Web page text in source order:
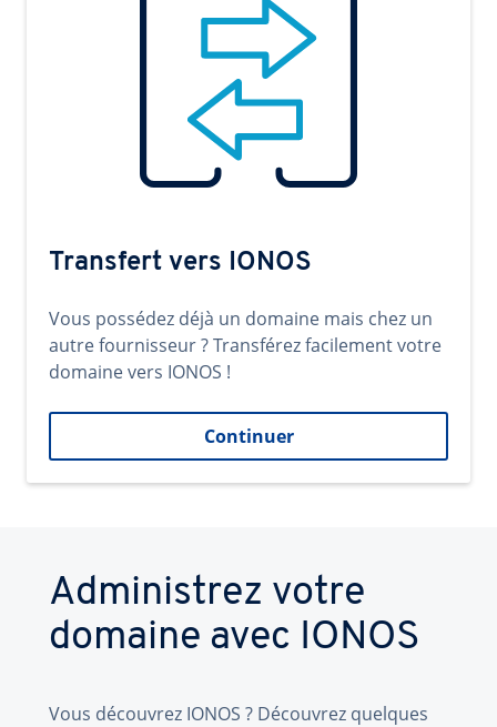
Transfert vers IONOS
Vous possédez déjà un domaine mais chez un
autre fournisseur ? Transférez facilement votre
domaine vers IONOS !
Continuer
Administrez votre
domaine avec IONOS
Vous découvrez IONOS ? Découvrez quelques